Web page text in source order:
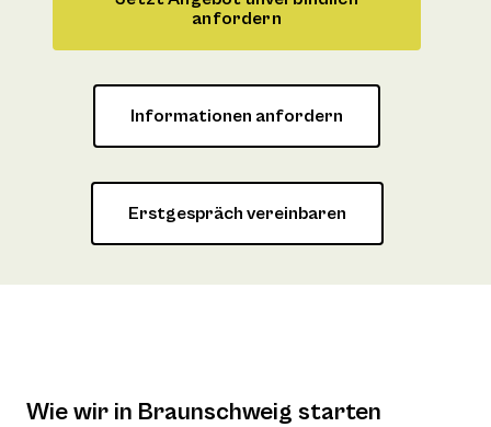
anfordern
Informationen anfordern
Erstgespräch vereinbaren
Wie wir in Braunschweig starten